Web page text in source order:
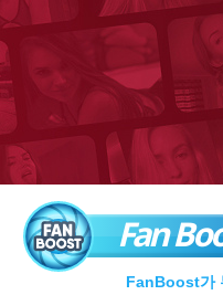
Fan
FanBoost가